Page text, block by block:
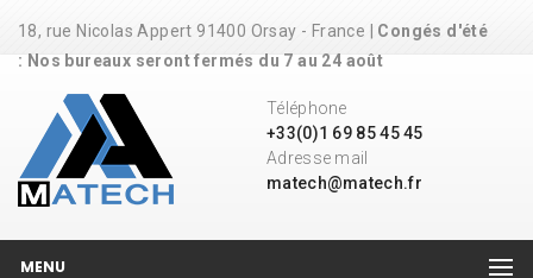
18, rue Nicolas Appert 91400 Orsay - France | Congés d'été
: Nos bureaux seront fermés du 7 au 24 août
Téléphone
+33(0)1 69 85 45 45
Adresse mail
matech@matech.fr
MENU